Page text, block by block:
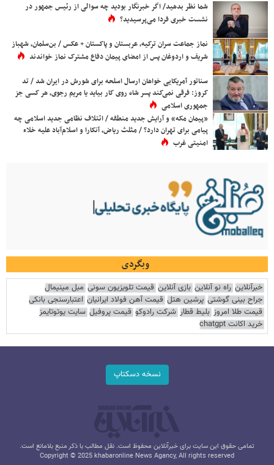
شما نظر بدهید/ اگر خبرنگار بودید چه سوالی از رئیس جمهور در
نشست خبری فردا می‌پرسیدید؟
نماز جماعت سران ترکیه، عربستان و پاکستان + عکس / بن‌سلمان، شهباز
شریف و اردوغان پس از امضای پیمان دفاع مشترک نماز خواندند
سناتور آمریکایی خواهان ارسال اسلحه برای شورش در ایران شد / تد
کروز: فرقی نمی‌کند پسر شاه روی کار بیاید یا مریم رجوی، هر کسی جز
جمهوری اسلامی
«پیمان مکه» و آرایش جدید منطقه / ائتلاف نظامی جدید اسلامی چه
پیامی برای تهران دارد؟ / مثلث ریاض، آنکارا و اسلام‌آباد علیه خلاء
امنیتی غرب
وبگردی
خبرآنلاین راه نو آنلاین بازی آنلاین قیمت تلویزیون سونی مبل مینیمال
جراح بینی گوشتی پرشین هتل قیمت آهن فولاد ایرانیان اعتبارسنجی بانکی
قیمت طلا امروز بلیط قطار شرکت رادوکو قیمت پروفیل سایت یوتوتایمز
خرید اکانت chatgpt
نسخه دسکتاپ
تمامی حقوق این سایت برای خبرآنلاین محفوظ است. نقل مطالب با ذکر منبع بلامانع است.
Copyright © 2025 khabaronline News Agancy, All rights reserved